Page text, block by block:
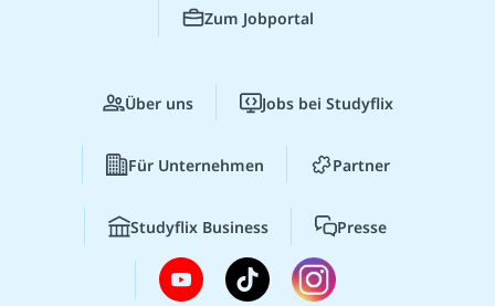
Zum Jobportal
Über uns Jobs bei Studyflix
Für Unternehmen Partner
Studyflix Business Presse